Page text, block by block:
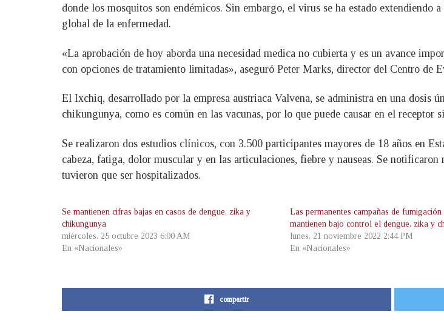
donde los mosquitos son endémicos. Sin embargo, el virus se ha estado extendiendo
global de la enfermedad.
«La aprobación de hoy aborda una necesidad medica no cubierta y es un avance
con opciones de tratamiento limitadas», aseguró Peter Marks, director del Centro
El Ixchiq, desarrollado por la empresa austriaca Valvena, se administra en una dosis
chikungunya, como es común en las vacunas, por lo que puede causar en el receptor
Se realizaron dos estudios clínicos, con 3.500 participantes mayores de 18 años en
cabeza, fatiga, dolor muscular y en las articulaciones, fiebre y nauseas. Se
tuvieron que ser hospitalizados.
Se mantienen cifras bajas en casos de dengue, zika y
chikungunya
miércoles, 25 octubre 2023 6:00 AM
En «Nacionales»
Las permanentes campañas de
mantienen bajo control el dengue, zika y
lunes, 21 noviembre 2022 2:44 PM
En «Nacionales»
compartir